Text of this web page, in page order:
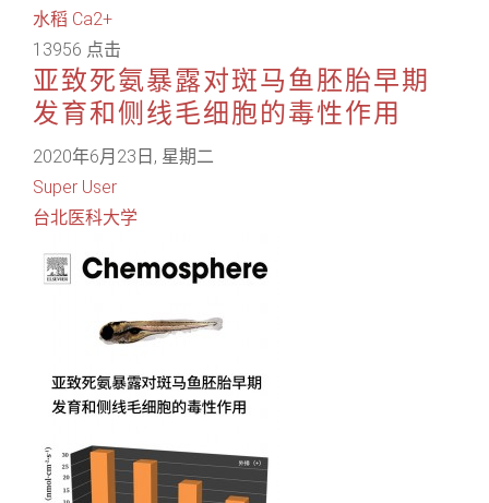
水稻 Ca2+
13956 点击
亚致死氨暴露对斑马鱼胚胎早期
发育和侧线毛细胞的毒性作用
2020年6月23日, 星期二
Super User
台北医科大学